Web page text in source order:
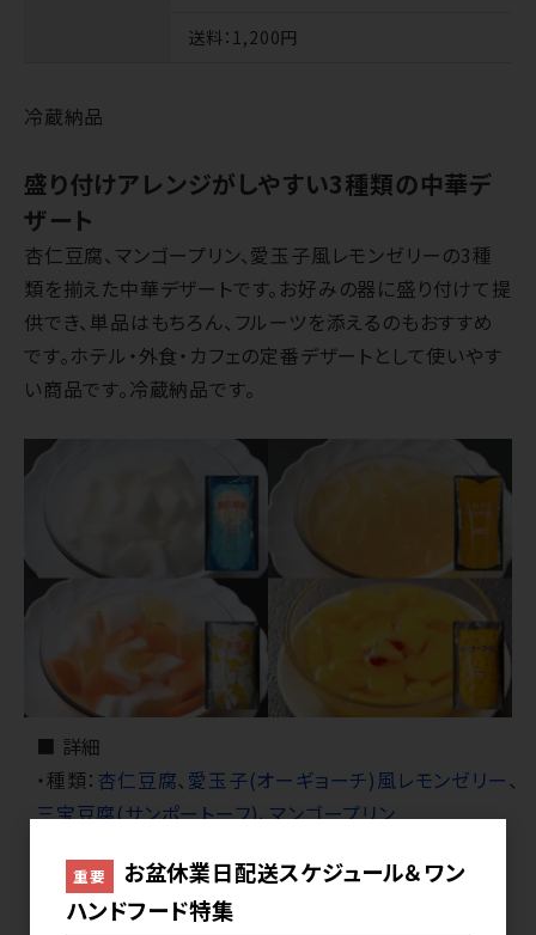
送料：1,200円
冷蔵納品
盛り付けアレンジがしやすい3種類の中華デ
ザート
杏仁豆腐、マンゴープリン、愛玉子風レモンゼリーの3種
類を揃えた中華デザートです。お好みの器に盛り付けて提
供でき、単品はもちろん、フルーツを添えるのもおすすめ
です。ホテル・外食・カフェの定番デザートとして使いやす
い商品です。冷蔵納品です。
■ 詳細
・種類： 杏仁豆腐、 愛玉子(オーギョーチ)風レモンゼリー、
三宝豆腐(サンポートーフ)、マンゴープリン
・賞味期限：冷蔵120日
重要
お盆休業日配送スケジュール＆ワン
ハンドフード特集